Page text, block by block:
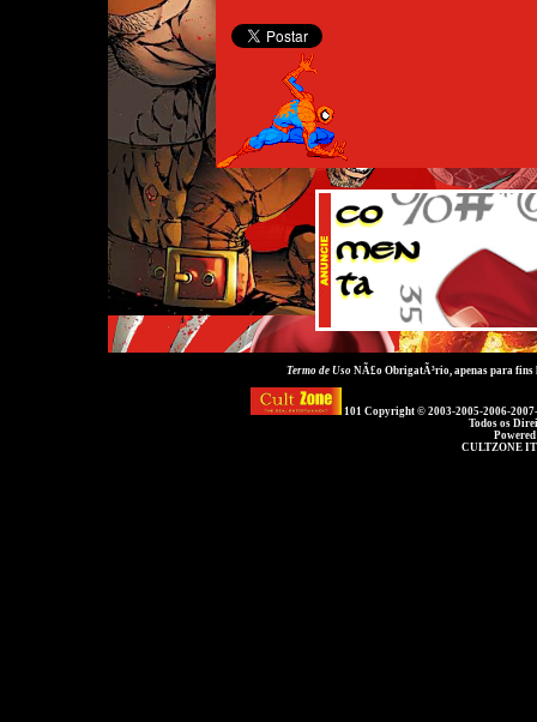
Termo de UsoNÃ£o ObrigatÃ³rio, apenas para
101 Copyright © 2003-2005-2006-
Todos os
CULTZONE